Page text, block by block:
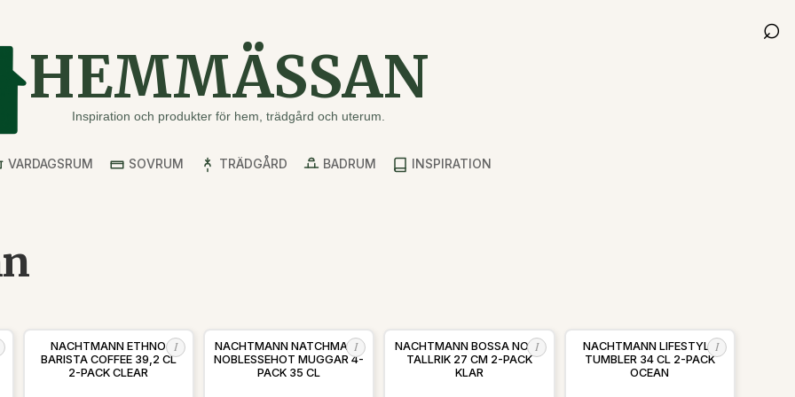
HEMMÄSSAN
Inspiration och produkter för hem, trädgård och uterum.
⌕
VARDAGSRUM SOVRUM TRÄDGÅRD BADRUM INSPIRATION
I
NACHTMANN ETHNO
BARISTA COFFEE 39,2 CL
2-PACK CLEAR
I
NACHTMANN NATCHMANN
NOBLESSEHOT MUGGAR 4-
PACK 35 CL
I
NACHTMANN BOSSA NOVA
TALLRIK 27 CM 2-PACK
KLAR
I
NACHTMANN LIFESTYLE
TUMBLER 34 CL 2-PACK
OCEAN